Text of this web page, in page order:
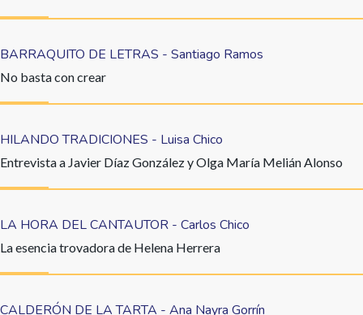
BARRAQUITO DE LETRAS - Santiago Ramos
No basta con crear
HILANDO TRADICIONES - Luisa Chico
Entrevista a Javier Díaz González y Olga María Melián Alonso
LA HORA DEL CANTAUTOR - Carlos Chico
La esencia trovadora de Helena Herrera
CALDERÓN DE LA TARTA - Ana Nayra Gorrín